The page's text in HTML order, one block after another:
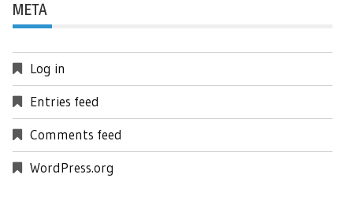
META
Log in
Entries feed
Comments feed
WordPress.org